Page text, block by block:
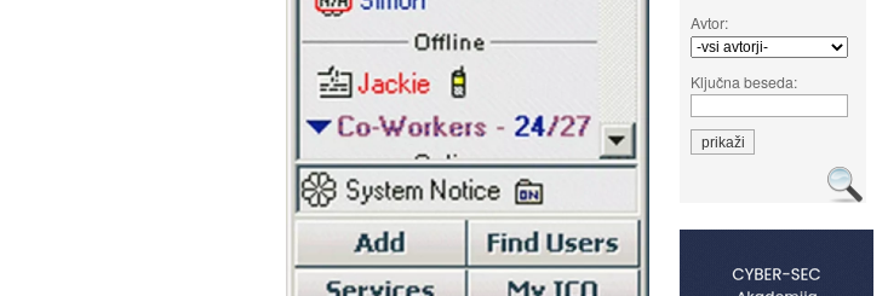
Avtor:
Ključna beseda: